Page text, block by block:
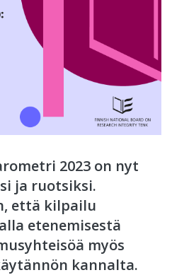
2023 on nyt
ja ruotsiksi.
että kilpailu
etenemisestä
myös
kannalta.